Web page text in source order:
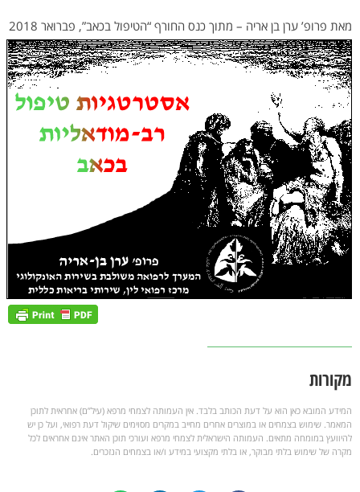
מאת פרופ’ ערן בן אריה – מתוך כנס החורף “הטיפול בכאב”, פברואר 2018
מקורות
המידע המובא כאן הוא על דעת הכותב בלבד. אין העמותה לצמחי מרפא (עיל”ם) אחראית לתוכן
המאמר. שימוש בצמחים או במוצרים אחרים מחייב במקרים מסוימים שיקול דעת רפואי, ועל כן יש
להיוועץ במומחה מתאים. העמותה הישראלית לצמחי מרפא ועורכי תוכן האתר אינם אחראים לכל
מקרה של שימוש בלתי מבוקר, או בלתי מקצועי במידע ו/או בצמחים הנזכרים.